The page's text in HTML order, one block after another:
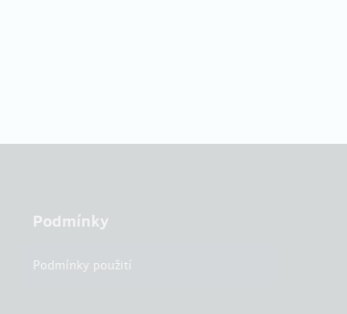
Podmínky
Podmínky použití